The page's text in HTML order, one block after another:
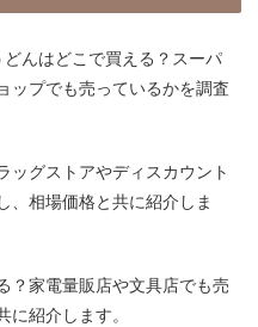
んはどこで買える？スーパ
ップでも売っているかを調査
ッグストアやディスカウント
、相場価格と共に紹介しま
？家電量販店や文具店でも売
に紹介します。